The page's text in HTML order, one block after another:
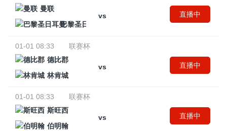
曼联
vs
巴黎圣日耳曼
直播中
01-01 08:33
联赛杯
德比郡
vs
林肯城
直播中
01-01 08:33
联赛杯
斯旺西
vs
伯明翰
直播中